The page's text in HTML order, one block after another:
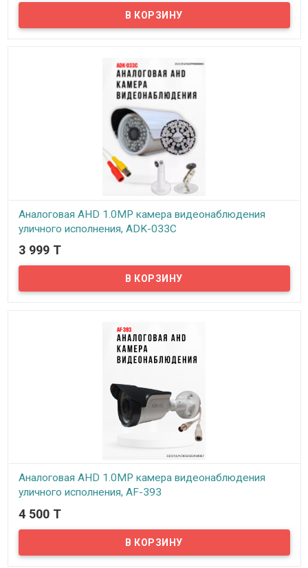
Предлагаем бюджетные аналоговые AHD 1Mpx камеры
видеонаблюдения уличного исполнения, модель NA-263!
Аналоговая AHD 1.0MP камера видеонаблюдения
уличного исполнения, ADK-033C
В наличии
Предлагаем бюджетные аналоговые AHD 1Mpx камеры
видеонаблюдения уличного исполнения, модель AF-393!
3 999 T
Аналоговая AHD 1.0MP камера видеонаблюдения
уличного исполнения, AF-393
В наличии
Предлагаем бюджетные аналоговые AHD 1Mpx камеры
видеонаблюдения уличного исполнения, модель AF-393!
4 500 T